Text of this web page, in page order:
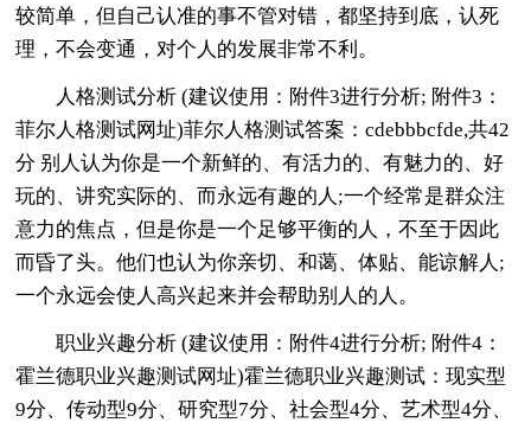
较简单，但自己认准的事不管对错，都坚持到底，认死
理，不会变通，对个人的发展非常不利。
人格测试分析 (建议使用：附件3进行分析; 附件3：
菲尔人格测试网址)菲尔人格测试答案：cdebbbcfde,共42
分 别人认为你是一个新鲜的、有活力的、有魅力的、好
玩的、讲究实际的、而永远有趣的人;一个经常是群众注
意力的焦点，但是你是一个足够平衡的人，不至于因此
而昏了头。他们也认为你亲切、和蔼、体贴、能谅解人;
一个永远会使人高兴起来并会帮助别人的人。
职业兴趣分析 (建议使用：附件4进行分析; 附件4：
霍兰德职业兴趣测试网址)霍兰德职业兴趣测试：现实型
9分、传动型9分、研究型7分、社会型4分、艺术型4分、